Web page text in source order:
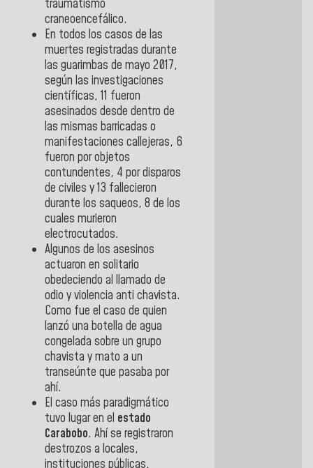
traumatismo
craneoencefálico.
En todos los casos de las
muertes registradas durante
las guarimbas de mayo 2017,
según las investigaciones
científicas, 11 fueron
asesinados desde dentro de
las mismas barricadas o
manifestaciones callejeras, 6
fueron por objetos
contundentes, 4 por disparos
de civiles y 13 fallecieron
durante los saqueos, 8 de los
cuales murieron
electrocutados.
Algunos de los asesinos
actuaron en solitario
obedeciendo al llamado de
odio y violencia anti chavista.
Como fue el caso de quien
lanzó una botella de agua
congelada sobre un grupo
chavista y mato a un
transeúnte que pasaba por
ahí.
El caso más paradigmático
tuvo lugar en el estado
Carabobo. Ahí se registraron
destrozos a locales,
instituciones públicas,